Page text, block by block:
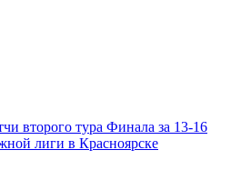
второго тура Финала за 13-16
лиги в Красноярске